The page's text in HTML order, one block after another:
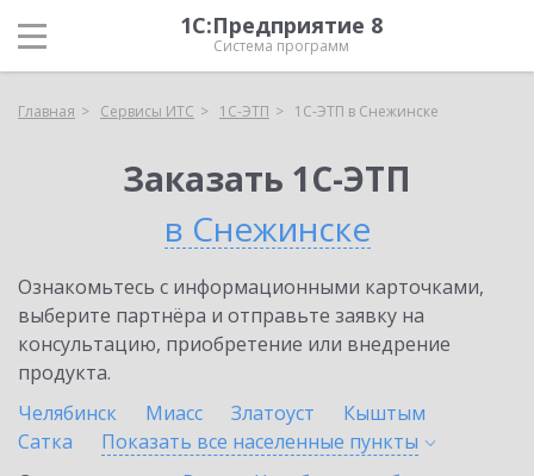
1С:Предприятие 8
Система программ
Главная Сервисы ИТС 1С-ЭТП 1С-ЭТП в Снежинске
Заказать 1С-ЭТП
в Снежинске
Ознакомьтесь с информационными карточками,
выберите партнёра и отправьте заявку на
консультацию, приобретение или внедрение
продукта.
Челябинск
Миасс Златоуст
Кыштым
Сатка
Показать все населенные пункты